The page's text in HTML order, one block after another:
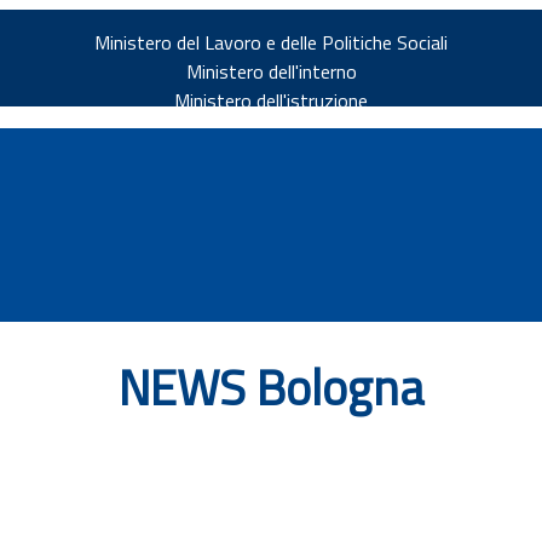
Ministero del Lavoro e delle Politiche Sociali
Ministero dell'interno
Ministero dell'istruzione
NEWS Bologna